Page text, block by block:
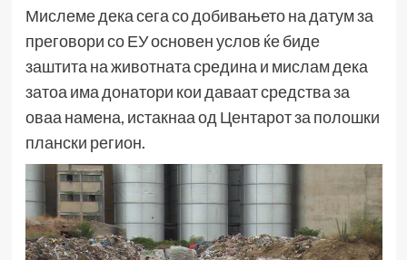
Мислеме дека сега со добивањето на датум за
преговори со ЕУ основен услов ќе биде
заштита на животната средина и мислам дека
затоа има донатори кои даваат средства за
оваа намена, истакнаа од Центарот за полошки
плански регион.